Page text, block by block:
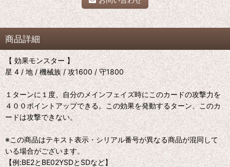
商品詳細
【 効果モンスター 】
星 4 / 地 / 機械族 / 攻1600 / 守1800
１ターンに１度、自分のメインフェイズ時にこのカードの攻撃力を
４００ポイントアップできる。この効果を発動するターン、このカ
ードは攻撃できない。
※この商品はテキスト表示・シリアル番号が異なる商品が混同して
いる場合がございます。
【例:BE2とBE02YSDとSDなど】